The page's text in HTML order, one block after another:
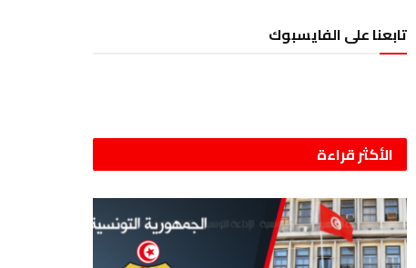
تابعنا على الفايسبوك
الأكثر قراءة